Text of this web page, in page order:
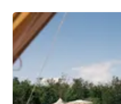
Select language
Image 1 of 5